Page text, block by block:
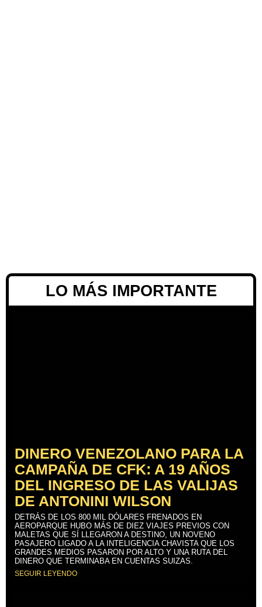
LO MÁS IMPORTANTE
DINERO VENEZOLANO PARA LA
CAMPAÑA DE CFK: A 19 AÑOS
DEL INGRESO DE LAS VALIJAS
DE ANTONINI WILSON
DETRÁS DE LOS 800 MIL DÓLARES FRENADOS EN
AEROPARQUE HUBO MÁS DE DIEZ VIAJES PREVIOS CON
MALETAS QUE SÍ LLEGARON A DESTINO, UN NOVENO
PASAJERO LIGADO A LA INTELIGENCIA CHAVISTA QUE LOS
GRANDES MEDIOS PASARON POR ALTO Y UNA RUTA DEL
DINERO QUE TERMINABA EN CUENTAS SUIZAS.
SEGUIR LEYENDO